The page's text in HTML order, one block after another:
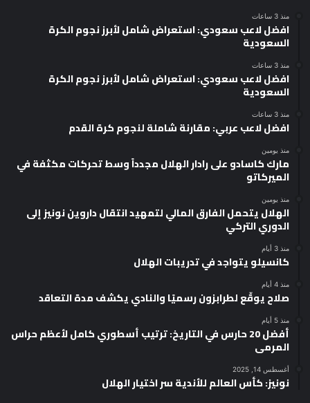
منذ 3 ساعات
افضل لاعب سعودي: استعراض شامل لأبرز نجوم الكرة
السعودية
منذ 3 ساعات
افضل لاعب سعودي: استعراض شامل لأبرز نجوم الكرة
السعودية
منذ 3 ساعات
افضل لاعب عربي: مقارنة شاملة لنجوم كرة القدم
منذ يومين
مارك كاسادو على رادار الهلال مجدداً وسط تحركات مكثفة في
الميركاتو
منذ يومين
الهلال يتحمل الفارق المالي لتمهيد انتقال داروين نونيز إلى
الدوري التركي
منذ 3 أيام
كانسيلو يتواجد في تدريبات الهلال
منذ 4 أيام
صلاح يوقّع لطرابزون رسميًا والنادي يكشف مدة التعاقد
منذ 5 أيام
أفضل 20 حارس في التاريخ: ترتيب أسطوري كامل لأعظم حراس
المرمى
أغسطس 14, 2025
نونيز: كأس العالم للأندية سر اختيار الهلال